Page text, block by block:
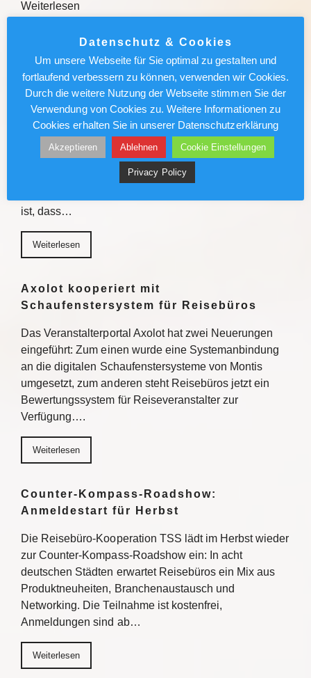
Weiterlesen
Weiterlesen
Sven Förster ist Biersommelier:
„Schmeckt mir nicht, akzeptiere ich
nicht“
Er hat seine Leidenschaft zum Beruf gemacht: Sven
Förster ist Biersommelier und ein absoluter
Genussmensch. Der Wahlmünsteraner erklärt, was ein
ist, dass…
Weiterlesen
Axolot kooperiert mit
Schaufenstersystem für Reisebüros
Das Veranstalterportal Axolot hat zwei Neuerungen
eingeführt: Zum einen wurde eine Systemanbindung
an die digitalen Schaufenstersysteme von Montis
umgesetzt, zum anderen steht Reisebüros jetzt ein
Bewertungssystem für Reiseveranstalter zur
Verfügung….
Weiterlesen
Counter-Kompass-Roadshow:
Anmeldestart für Herbst
Die Reisebüro-Kooperation TSS lädt im Herbst wieder
zur Counter-Kompass-Roadshow ein: In acht
deutschen Städten erwartet Reisebüros ein Mix aus
Produktneuheiten, Branchenaustausch und
Networking. Die Teilnahme ist kostenfrei,
Anmeldungen sind ab…
Weiterlesen
Datenschutz & Cookies
Um unsere Webseite für Sie optimal zu gestalten und
fortlaufend verbessern zu können, verwenden wir Cookies.
Durch die weitere Nutzung der Webseite stimmen Sie der
Verwendung von Cookies zu. Weitere Informationen zu
Cookies erhalten Sie in unserer Datenschutzerklärung
Akzeptieren Ablehnen Cookie Einstellungen
Privacy Policy